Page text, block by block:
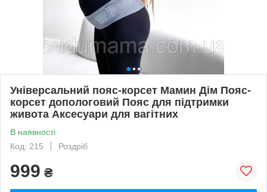
Універсальний пояс-корсет Мамин Дім Пояс-
корсет допологовий Пояс для підтримки
живота Аксесуари для вагітних
В наявності
Код: 215
Роздріб
999 ₴